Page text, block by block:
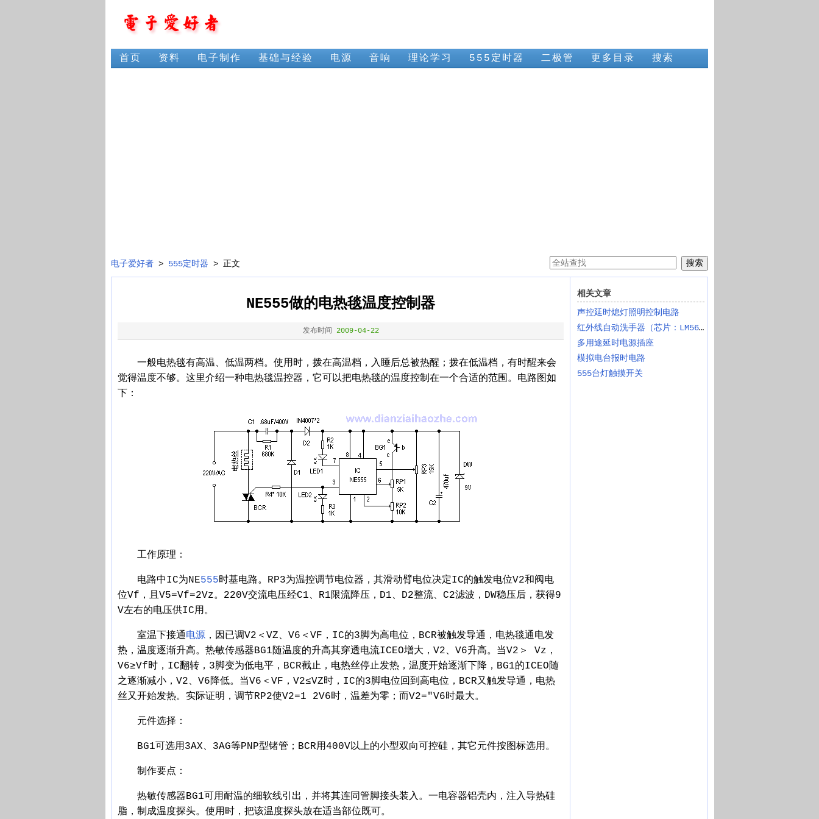
首页 资料 电子制作 基础与经验 电源 音响 理论学习 555定时器 二极管 更多目录 搜索
电子爱好者 > 555定时器 > 正文
NE555做的电热毯温度控制器
发布时间 2009-04-22
一般电热毯有高温、低温两档。使用时，拨在高温档，入睡后总被热醒；拨在低温档，有时醒来会
觉得温度不够。这里介绍一种电热毯温控器，它可以把电热毯的温度控制在一个合适的范围。电路图如
下：
工作原理：
电路中IC为NE555时基电路。RP3为温控调节电位器，其滑动臂电位决定IC的触发电位V2和阀电
位Vf，且V5=Vf=2Vz。220V交流电压经C1、R1限流降压，D1、D2整流、C2滤波，DW稳压后，获得9
V左右的电压供IC用。
室温下接通电源 ，因已调V2＜VZ、V6＜VF，IC的3脚为高电位，BCR被触发导通，电热毯通电发
热，温度逐渐升高。热敏传感器BG1随温度的升高其穿透电流ICEO增大，V2、V6升高。当V2＞ Vz，
V6≥Vf时，IC翻转，3脚变为低电平，BCR截止，电热丝停止发热，温度开始逐渐下降，BG1的ICEO随
之逐渐减小，V2、V6降低。当V6＜VF，V2≤VZ时，IC的3脚电位回到高电位，BCR又触发导通，电热
丝又开始发热。实际证明，调节RP2使V2=1 2V6时，温差为零；而V2="V6时最大。
元件选择：
BG1可选用3AX、3AG等PNP型锗管；BCR用400V以上的小型双向可控硅，其它元件按图标选用。
制作要点：
热敏传感器BG1可用耐温的细软线引出，并将其连同管脚接头装入。一电容器铝壳内，注入导热硅
脂，制成温度探头。使用时，把该温度探头放在适当部位既可。
相关文章
声控延时熄灯照明控制电路
红外线自动洗手器（芯片：LM567 NE555）
多用途延时电源插座
模拟电台报时电路
555台灯触摸开关